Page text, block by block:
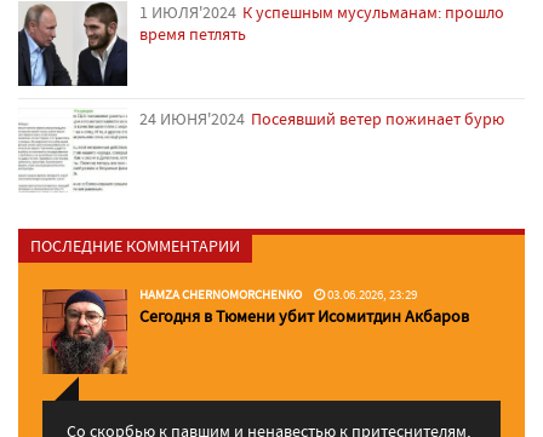
1 ИЮЛЯ'2024 К успешным мусульманам: прошло
время петлять
24 ИЮНЯ'2024 Посеявший ветер пожинает бурю
ПОСЛЕДНИЕ КОММЕНТАРИИ
HAMZA CHERNOMORCHENKO 03.06.2026, 23:29
Сегодня в Тюмени убит Исомитдин Акбаров
Со скорбью к павшим и ненавестью к притеснителям,